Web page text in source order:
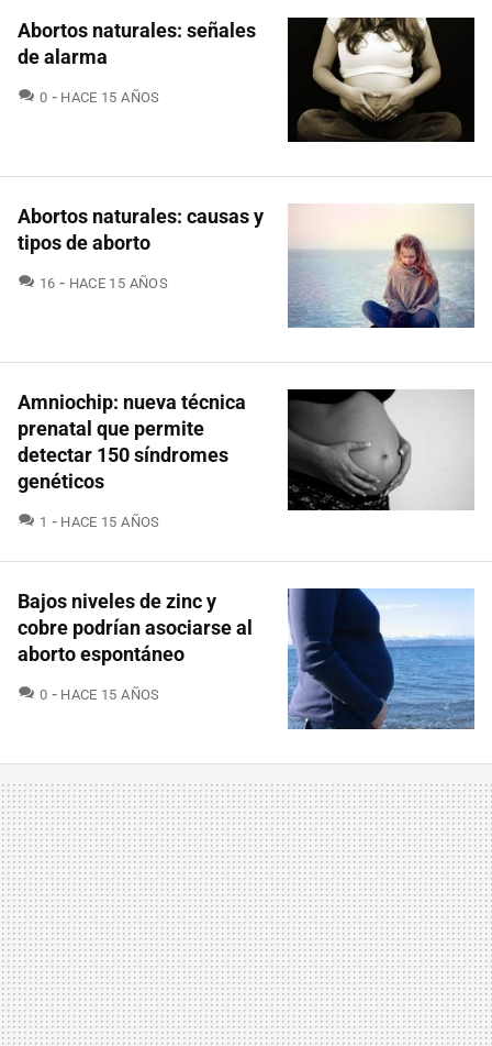
Abortos naturales: señales
de alarma
0 COMENTARIOS
HACE 15 AÑOS
Abortos naturales: causas y
tipos de aborto
16 COMENTARIOS
HACE 15 AÑOS
Amniochip: nueva técnica
prenatal que permite
detectar 150 síndromes
genéticos
1 COMENTARIOS
HACE 15 AÑOS
Bajos niveles de zinc y
cobre podrían asociarse al
aborto espontáneo
0 COMENTARIOS
HACE 15 AÑOS